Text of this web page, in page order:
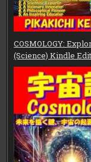
COSMOLOGY:
(Science) Kindle